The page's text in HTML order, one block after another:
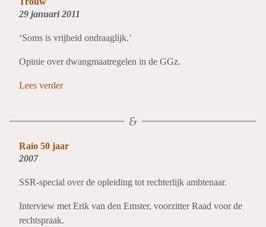
29 januari 2011
‘Soms is vrijheid ondraaglijk.’
Opinie over dwangmaatregelen in de GGz.
Lees verder
Raio 50 jaar
2007
SSR-special over de opleiding tot rechterlijk ambtenaar.
Interview met Erik van den Emster, voorzitter Raad voor de
rechtspraak.